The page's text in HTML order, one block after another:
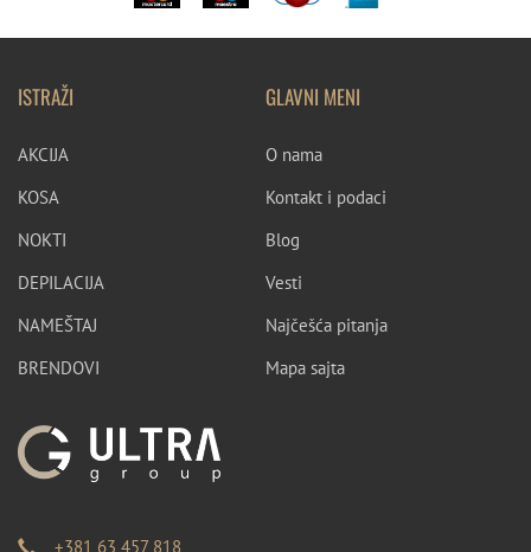
ISTRAŽI
AKCIJA
KOSA
NOKTI
DEPILACIJA
NAMEŠTAJ
BRENDOVI
GLAVNI MENI
O nama
Kontakt i podaci
Blog
Vesti
Najčešća pitanja
Mapa sajta
+381 63 457 818